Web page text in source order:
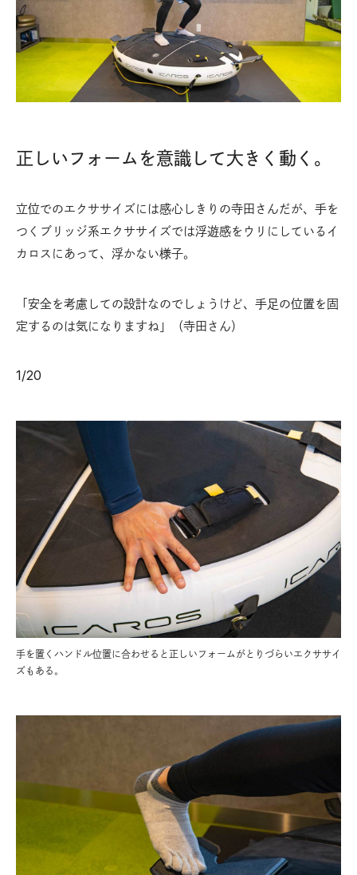
正しいフォームを意識して大きく動く。
立位でのエクササイズには感心しきりの寺田さんだが、手を
つくブリッジ系エクササイズでは浮遊感をウリにしているイ
カロスにあって、浮かない様子。
「安全を考慮しての設計なのでしょうけど、手足の位置を固
定するのは気になりますね」（寺田さん）
1/20
手を置くハンドル位置に合わせると正しいフォームがとりづらいエクササイ
ズもある。